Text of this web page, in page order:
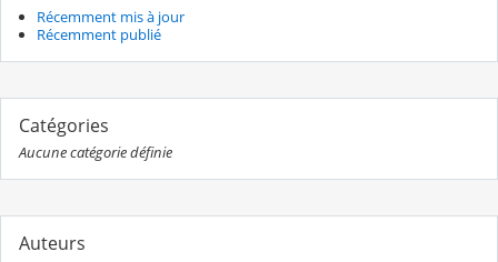
Récemment mis à jour
Récemment publié
Catégories
Aucune catégorie définie
Auteurs